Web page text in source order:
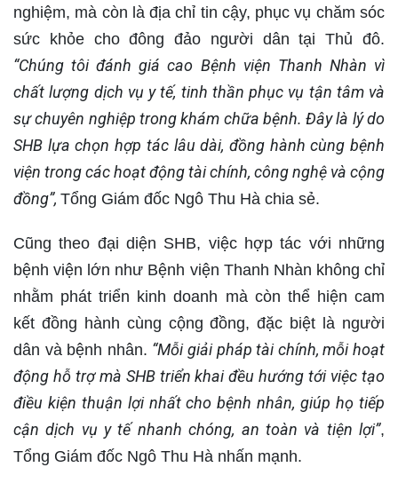
nghiệm, mà còn là địa chỉ tin cậy, phục vụ chăm sóc
sức khỏe cho đông đảo người dân tại Thủ đô.
“Chúng tôi đánh giá cao Bệnh viện Thanh Nhàn vì
chất lượng dịch vụ y tế, tinh thần phục vụ tận tâm và
sự chuyên nghiệp trong khám chữa bệnh. Đây là lý do
SHB lựa chọn hợp tác lâu dài, đồng hành cùng bệnh
viện trong các hoạt động tài chính, công nghệ và cộng
đồng”, Tổng Giám đốc Ngô Thu Hà chia sẻ.
Cũng theo đại diện SHB, việc hợp tác với những
bệnh viện lớn như Bệnh viện Thanh Nhàn không chỉ
nhằm phát triển kinh doanh mà còn thể hiện cam
kết đồng hành cùng cộng đồng, đặc biệt là người
dân và bệnh nhân. “Mỗi giải pháp tài chính, mỗi hoạt
động hỗ trợ mà SHB triển khai đều hướng tới việc tạo
điều kiện thuận lợi nhất cho bệnh nhân, giúp họ tiếp
cận dịch vụ y tế nhanh chóng, an toàn và tiện lợi”,
Tổng Giám đốc Ngô Thu Hà nhấn mạnh.